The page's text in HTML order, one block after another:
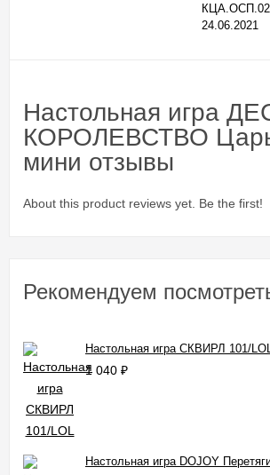
24.06.2021
Настольная игра
КОРОЛЕВСТВО
мини отзывы
About this product reviews yet. Be the first!
Рекомендуем
Настольная игра СКВИРЛ 101/
1 040 ₽
Настольная игра DOJOY